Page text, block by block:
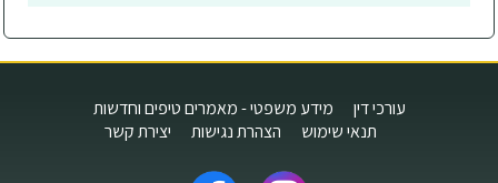
עורכי דין
מידע משפטי - מאמרים טיפים וחדשות
תנאי שימוש
הצהרת נגישות יצירת קשר